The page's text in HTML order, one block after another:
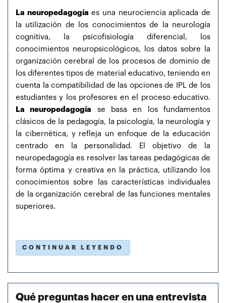
La neuropedagogía es una neurociencia aplicada de
la utilización de los conocimientos de la neurología
cognitiva, la psicofisiología diferencial, los
conocimientos neuropsicológicos, los datos sobre la
organización cerebral de los procesos de dominio de
los diferentes tipos de material educativo, teniendo en
cuenta la compatibilidad de las opciones de IPL de los
estudiantes y los profesores en el proceso educativo.
La neuropedagogía se basa en los fundamentos
clásicos de la pedagogía, la psicología, la neurología y
la cibernética, y refleja un enfoque de la educación
centrado en la personalidad. El objetivo de la
neuropedagogía es resolver las tareas pedagógicas de
forma óptima y creativa en la práctica, utilizando los
conocimientos sobre las características individuales
de la organización cerebral de las funciones mentales
superiores.
CONTINUAR LEYENDO
Qué preguntas hacer en una entrevista